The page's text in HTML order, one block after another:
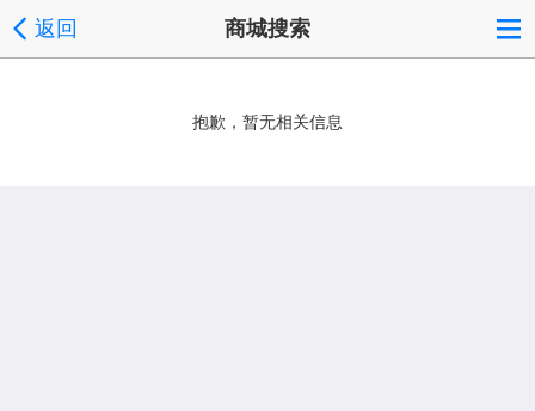
返回 商城搜索
抱歉，暂无相关信息